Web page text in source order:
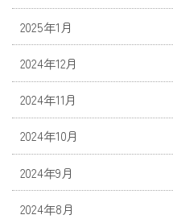
2025年1月
2024年12月
2024年11月
2024年10月
2024年9月
2024年8月